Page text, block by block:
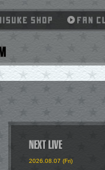
2026.08.07 (Fri)